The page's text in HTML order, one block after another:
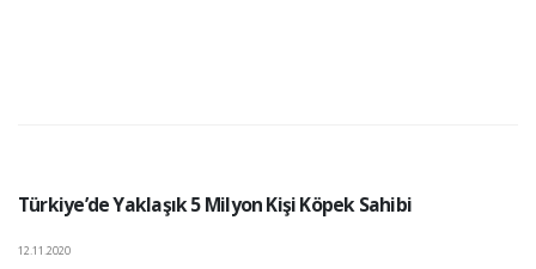
Türkiye’de Yaklaşık 5 Milyon Kişi Köpek Sahibi
12.11.2020